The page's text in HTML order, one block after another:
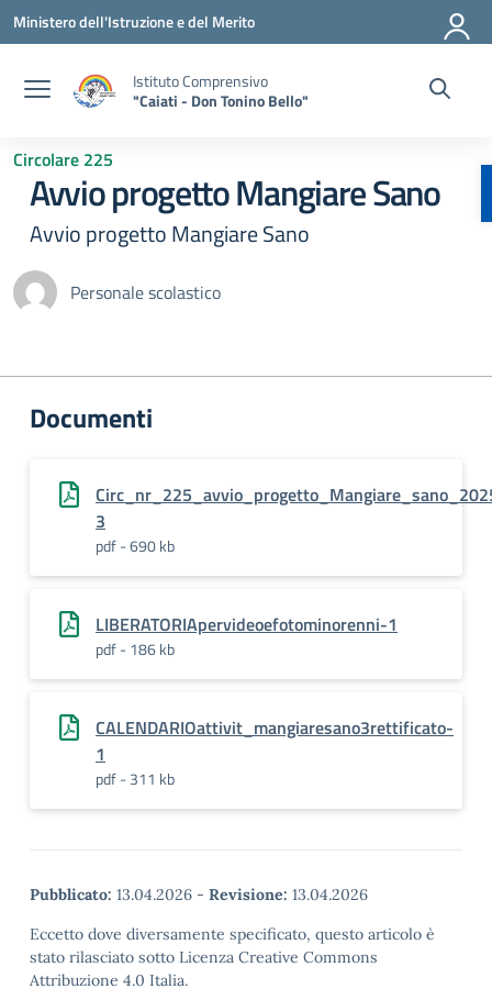
Vai ai contenuti
Vai al menu di navigazione
Vai al footer
Ministero dell'Istruzione e del Merito
Istituto Comprensivo
"Caiati - Don Tonino Bello"
Circolare 225
Avvio progetto Mangiare Sano
Avvio progetto Mangiare Sano
Personale scolastico
Documenti
3
pdf - 690 kb
LIBERATORIApervideoefotominorenni-1
pdf - 186 kb
CALENDARIOattivit_mangiaresano3rettificato-
1
pdf - 311 kb
Pubblicato: 13.04.2026 - Revisione: 13.04.2026
Eccetto dove diversamente specificato, questo articolo è
stato rilasciato sotto Licenza Creative Commons
Attribuzione 4.0 Italia.